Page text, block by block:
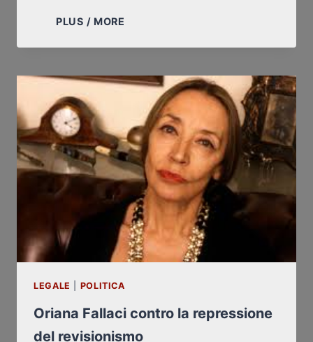
PLUS / MORE
CONTRE
RÉPRESSION
RÉVISIONNISME
LEGALE POLITICA
Oriana Fallaci contro la repressione
del revisionismo